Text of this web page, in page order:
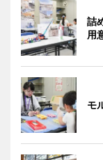
詰
用
モ